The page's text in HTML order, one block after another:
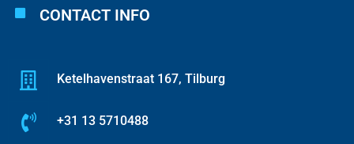
CONTACT INFO
Ketelhavenstraat 167, Tilburg
+31 13 5710488